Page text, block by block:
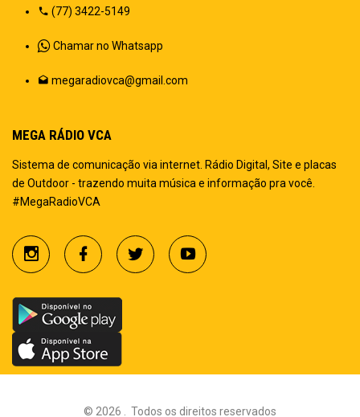
(77) 3422-5149
Chamar no Whatsapp
megaradiovca@gmail.com
MEGA RÁDIO VCA
Sistema de comunicação via internet. Rádio Digital, Site e placas
de Outdoor - trazendo muita música e informação pra você.
#MegaRadioVCA
© 2026 Todos os direitos reservados